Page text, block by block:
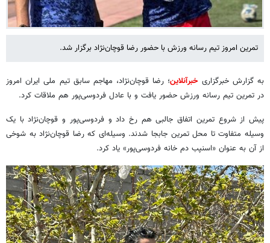
تمرین امروز تیم رسانه ورزش با حضور رضا قوچان‌نژاد برگزار شد.
به گزارش خبرگزاریخبرآنلاین؛ رضا قوچان‌نژاد، مهاجم سابق تیم ملی ایران امروز
در تمرین تیم رسانه ورزش حضور یافت و با عادل فردوسی‌پور هم ملاقات کرد.
پیش از شروع تمرین اتفاق جالبی هم رخ داد و فردوسی‌پور و قوچان‌نژاد با یک
وسیله متفاوت تا محل تمرین جابجا شدند. وسیله‌ای که رضا قوچان‌نژاد به شوخی
از آن به عنوان «اسنپب دم خانه فردوسی‌پور» یاد کرد.